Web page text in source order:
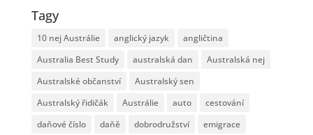
Tagy
10 nej Austrálie anglický jazyk
angličtina
Australia Best Study
australská dan
Australská nej
Australské občanství
Australský sen
Australský řidičák
Austrálie auto
cestování
daňové číslo
daňě dobrodružství
emigrace